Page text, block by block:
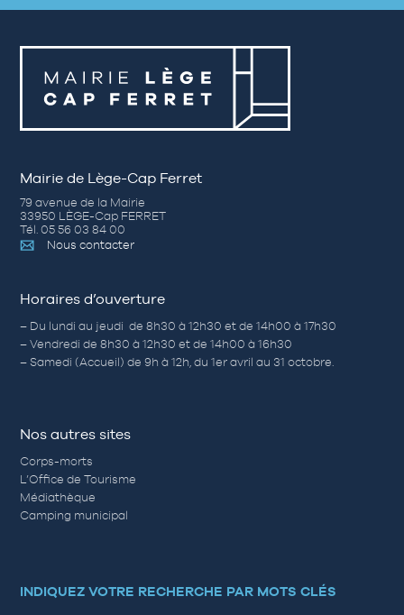
Mairie de Lège-Cap Ferret
79 avenue de la Mairie
33950 LÈGE-Cap FERRET
Tél. 05 56 03 84 00
Nous contacter
Horaires d’ouverture
– Du lundi au jeudi de 8h30 à 12h30 et de 14h00 à 17h30
– Vendredi de 8h30 à 12h30 et de 14h00 à 16h30
– Samedi (Accueil) de 9h à 12h, du 1er avril au 31 octobre.
Nos autres sites
Corps-morts
L’Office de Tourisme
Médiathèque
Camping municipal
INDIQUEZ VOTRE RECHERCHE PAR MOTS CLÉS